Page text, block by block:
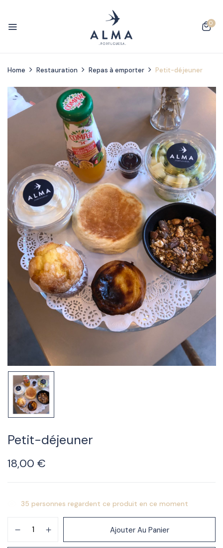
0
Home Restauration Repas à emporter Petit-déjeuner
Petit-déjeuner
18,00 €
35 personnes regardent ce produit en ce moment
Ajouter Au Panier